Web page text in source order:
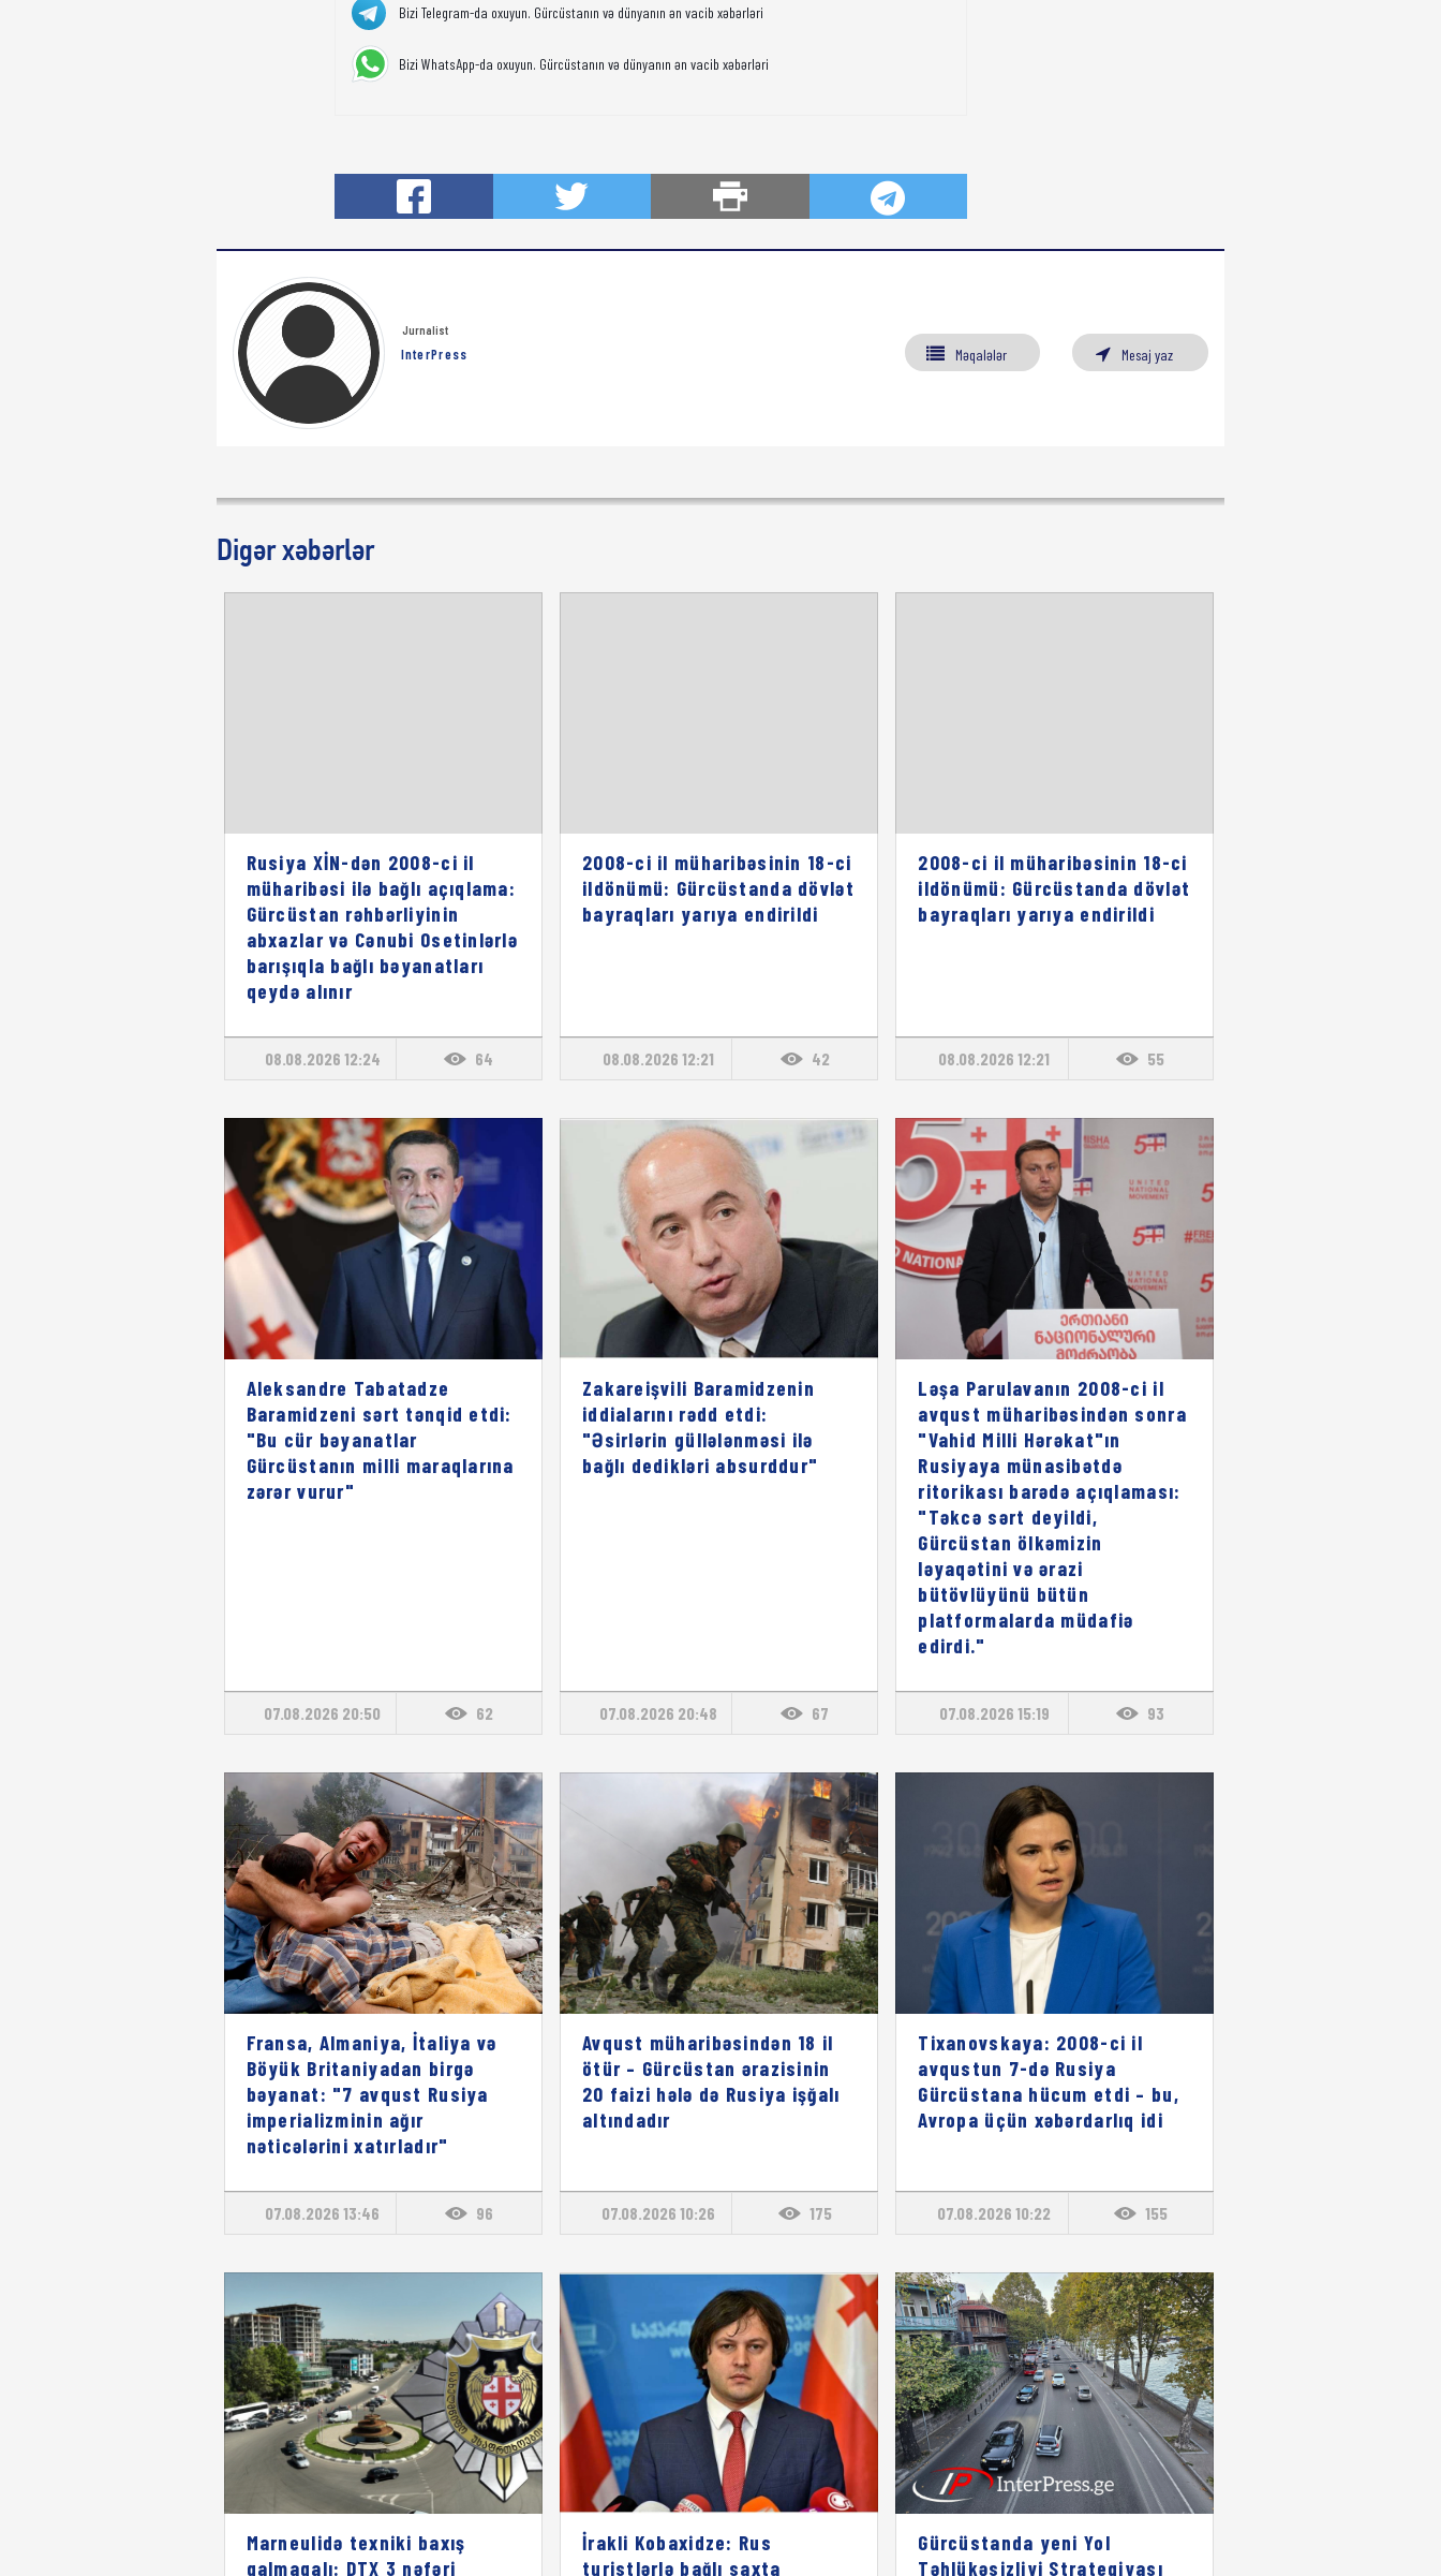
Bizi Telegram-da oxuyun. Gürcüstanın və dünyanın ən vacib xəbərləri
Bizi WhatsApp-da oxuyun. Gürcüstanın və dünyanın ən vacib xəbərləri
Jurnalist
InterPress Məqalələr Mesaj yaz
Digər xəbərlər
Rusiya XİN-dən 2008-ci il
müharibəsi ilə bağlı açıqlama:
Gürcüstan rəhbərliyinin
abxazlar və Cənubi Osetinlərlə
barışıqla bağlı bəyanatları
qeydə alınır
08.08.2026 12:24 64
2008-ci il müharibəsinin 18-ci
ildönümü: Gürcüstanda dövlət
bayraqları yarıya endirildi
08.08.2026 12:21 42
2008-ci il müharibəsinin 18-ci
ildönümü: Gürcüstanda dövlət
bayraqları yarıya endirildi
08.08.2026 12:21 55
Aleksandre Tabatadze
Baramidzeni sərt tənqid etdi:
"Bu cür bəyanatlar
Gürcüstanın milli maraqlarına
zərər vurur"
07.08.2026 20:50 62
Zakareişvili Baramidzenin
iddialarını rədd etdi:
"Əsirlərin güllələnməsi ilə
bağlı dedikləri absurddur"
07.08.2026 20:48 67
Ləşa Parulavanın 2008-ci il
avqust müharibəsindən sonra
"Vahid Milli Hərəkat"ın
Rusiyaya münasibətdə
ritorikası barədə açıqlaması:
"Təkcə sərt deyildi,
Gürcüstan ölkəmizin
ləyaqətini və ərazi
bütövlüyünü bütün
platformalarda müdafiə
edirdi."
07.08.2026 15:19 93
Fransa, Almaniya, İtaliya və
Böyük Britaniyadan birgə
bəyanat: "7 avqust Rusiya
imperializminin ağır
nəticələrini xatırladır"
07.08.2026 13:46 96
Avqust müharibəsindən 18 il
ötür – Gürcüstan ərazisinin
20 faizi hələ də Rusiya işğalı
altındadır
07.08.2026 10:26 175
Tixanovskaya: 2008-ci il
avqustun 7-də Rusiya
Gürcüstana hücum etdi – bu,
Avropa üçün xəbərdarlıq idi
07.08.2026 10:22 155
Marneulidə texniki baxış
qalmaqalı: DTX 3 nəfəri
İrakli Kobaxidze: Rus
turistlərlə bağlı saxta
Gürcüstanda yeni Yol
Təhlükəsizliyi Strategiyası